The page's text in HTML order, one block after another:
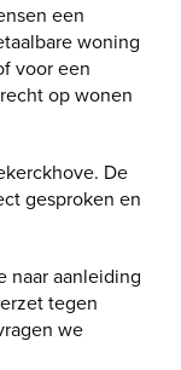
een
woning
voor een
op wonen
De
gesproken en
naar aanleiding
tegen
we